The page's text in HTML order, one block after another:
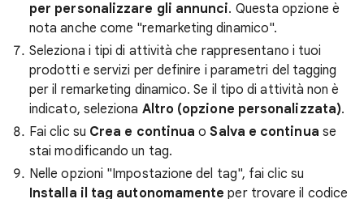
per personalizzare gli annunci. Questa opzione è
nota anche come "remarketing dinamico".
Seleziona i tipi di attività che rappresentano i tuoi
prodotti e servizi per definire i parametri del tagging
per il remarketing dinamico. Se il tipo di attività non è
indicato, seleziona Altro (opzione personalizzata).
Fai clic su Crea e continua oSalva e continua se
stai modificando un tag.
Nelle opzioni "Impostazione del tag", fai clic su
Installa il tag autonomamente per trovare il codice